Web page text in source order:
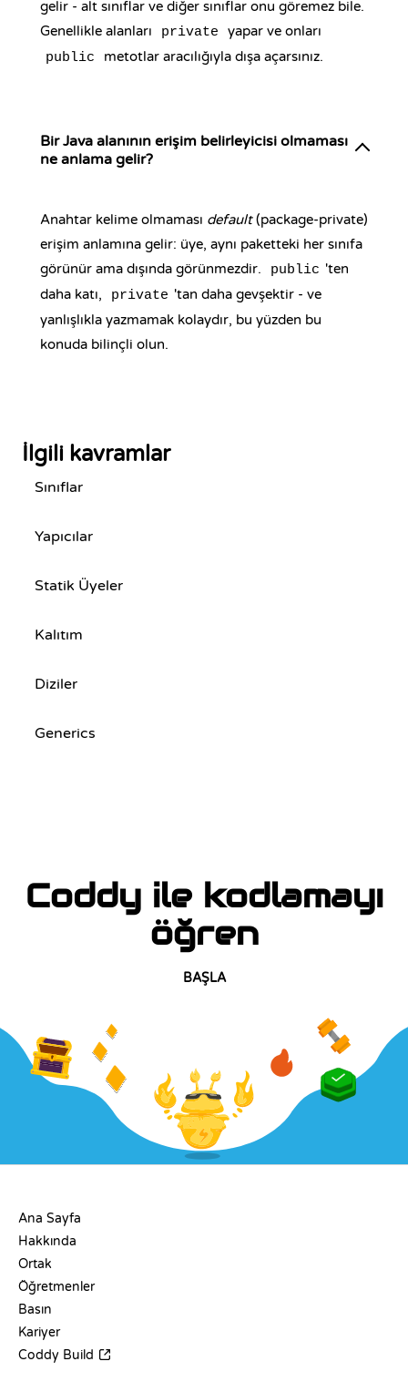
gelir - alt sınıflar ve diğer sınıflar onu göremez bile.
Genellikle alanları
private yapar ve onları
public metotlar aracılığıyla dışa açarsınız.
Bir Java alanının erişim belirleyicisi olmaması
ne anlama gelir?
Anahtar kelime olmaması default(package-private)
erişim anlamına gelir: üye, aynı paketteki her sınıfa
görünür ama dışında görünmezdir.
public 'ten
daha katı,
private 'tan daha gevşektir - ve
yanlışlıkla yazmamak kolaydır, bu yüzden bu
konuda bilinçli olun.
İlgili kavramlar
Sınıflar
Yapıcılar
Statik Üyeler
Kalıtım
Diziler
Generics
Coddy ile kodlamayı
öğren
BAŞLA
Ana Sayfa
Hakkında
Ortak
Öğretmenler
Basın
Kariyer
Coddy Build